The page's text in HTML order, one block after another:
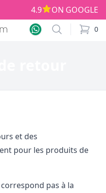
4.9
ON GOOGLE
Search 0
items
et des
pour les produits de
pas à la